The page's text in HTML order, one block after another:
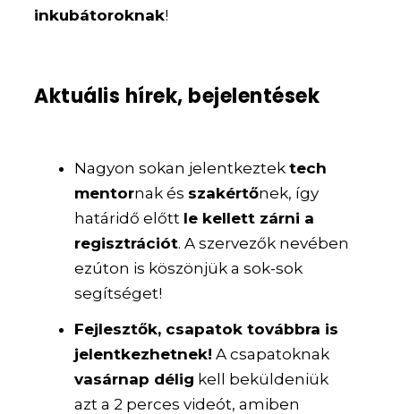
inkubátoroknak!
Aktuális hírek, bejelentések
Nagyon sokan jelentkeztektech
mentornak és szakértőnek, így
határidő előtt le kellett zárni a
regisztrációt. A szervezők nevében
ezúton is köszönjük a sok-sok
segítséget!
Fejlesztők, csapatok továbbra is
jelentkezhetnek! A csapatoknak
vasárnap délig kell beküldeniük
azt a 2 perces videót, amiben